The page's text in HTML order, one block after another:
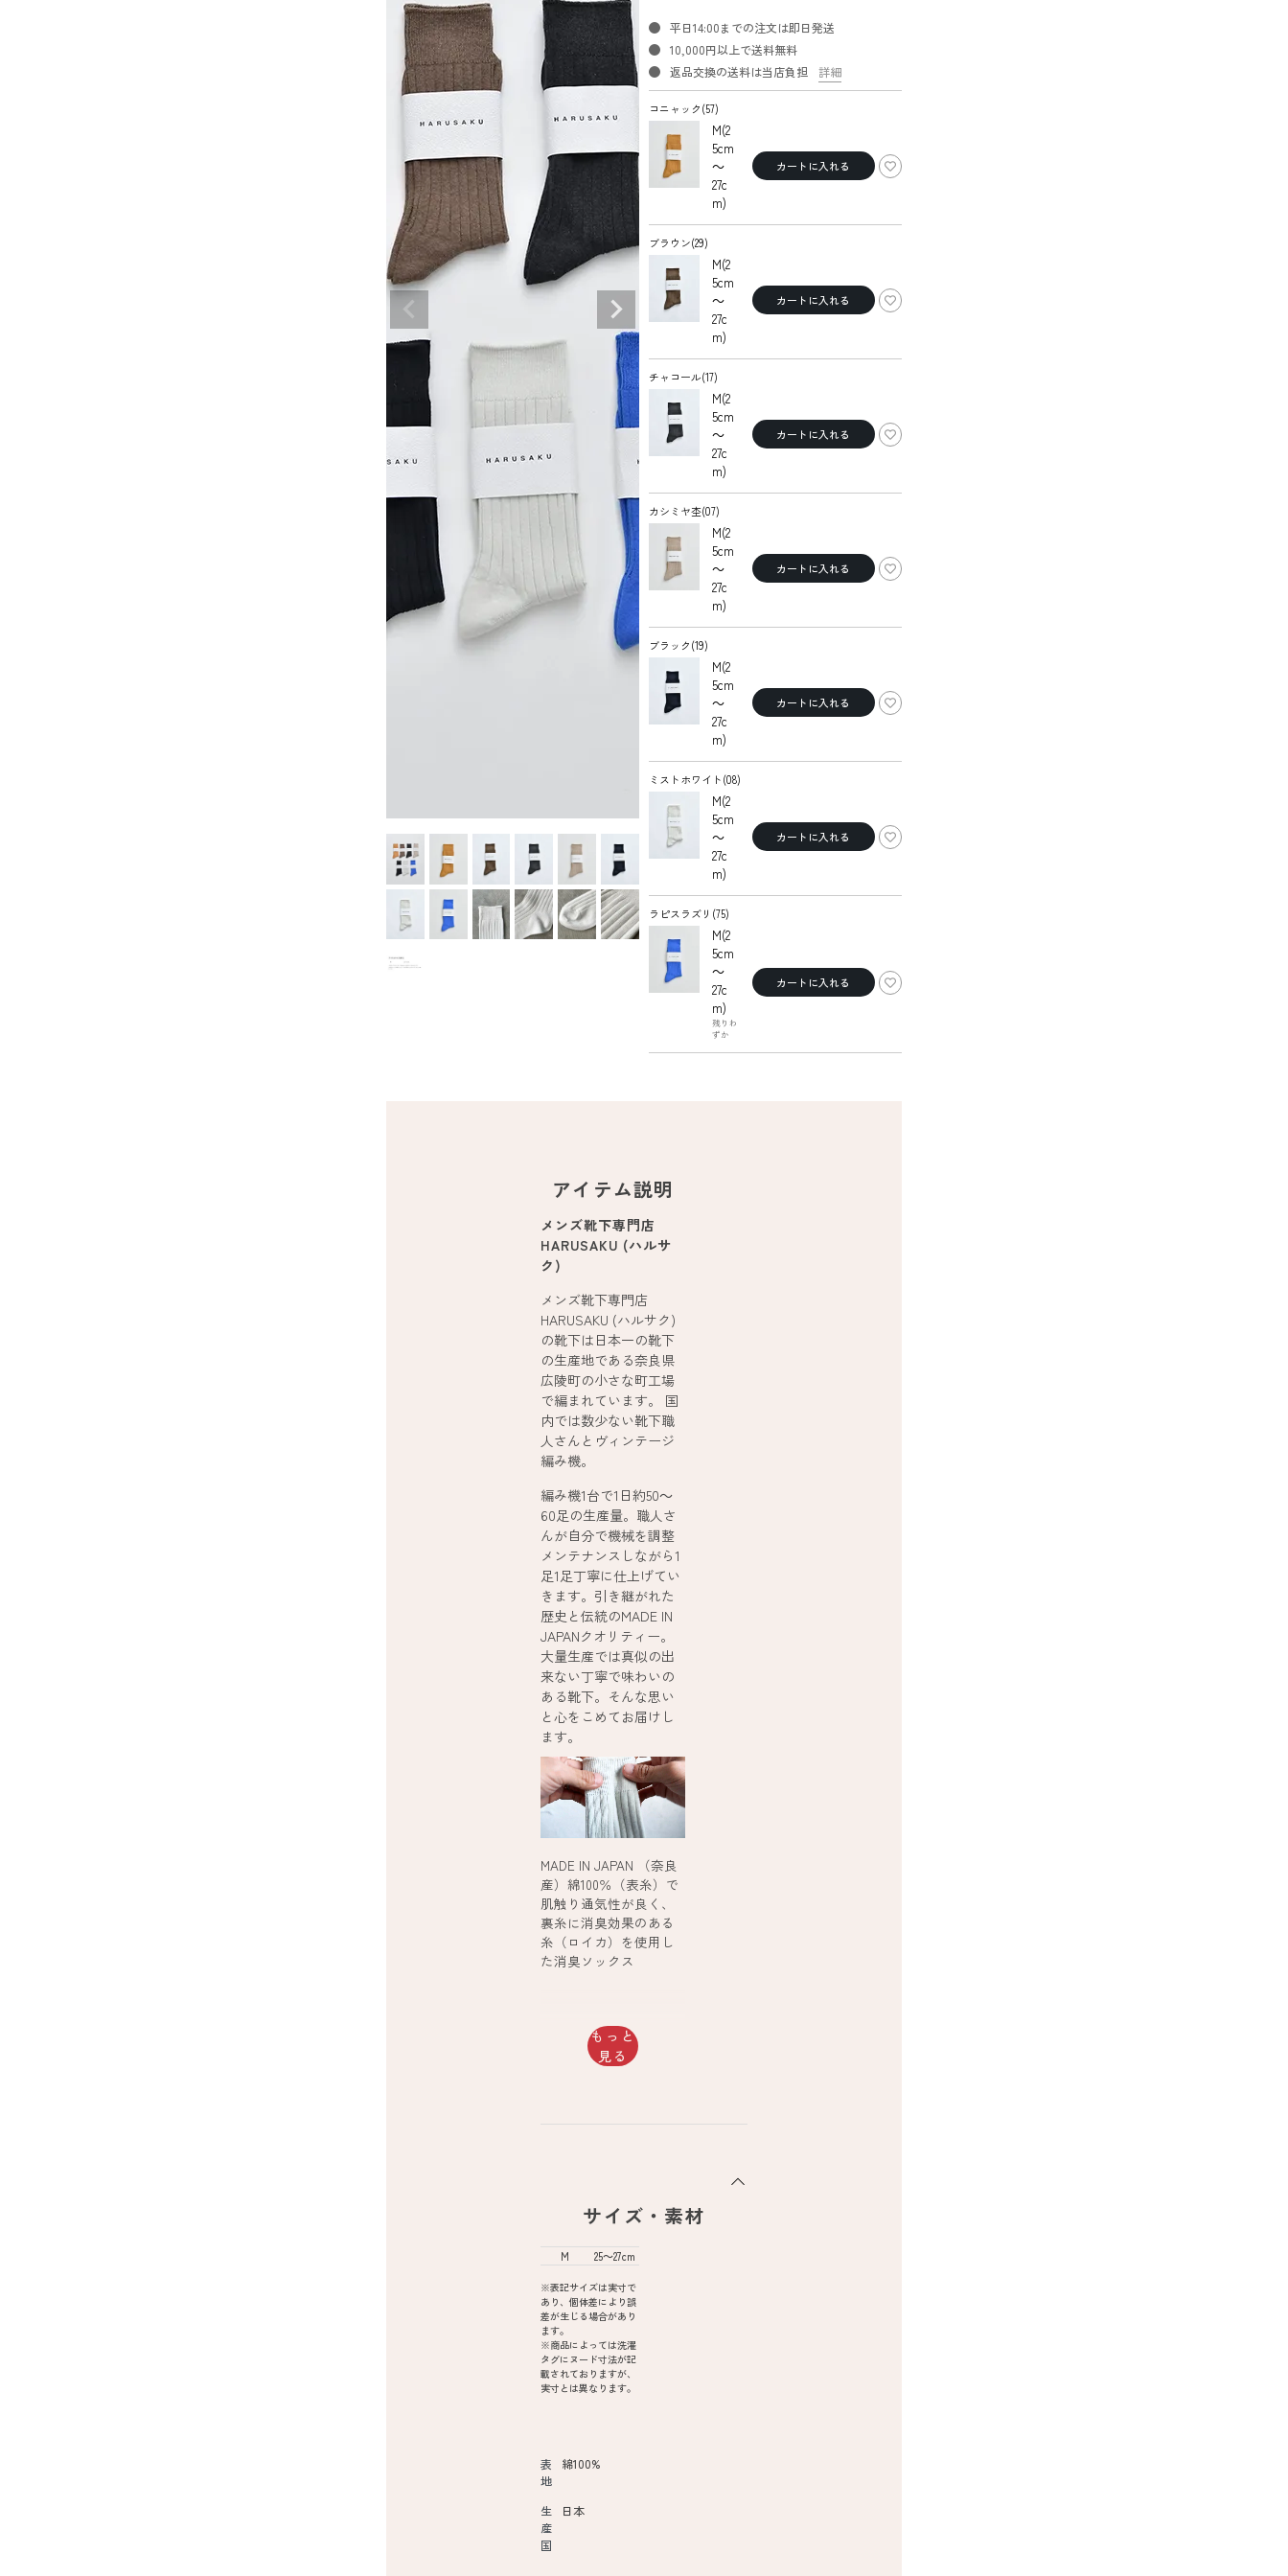
平日14:00までの注文は即日発送
10,000円以上で送料無料
返品交換の送料は当店負担
詳細
コニャック(57)
M(2
5cm
～
27c
m)
カートに入れる
ブラウン(29)
M(2
5cm
～
27c
m)
カートに入れる
チャコール(17)
M(2
5cm
～
27c
m)
カートに入れる
カシミヤ杢(07)
M(2
5cm
～
27c
m)
カートに入れる
ブラック(19)
M(2
5cm
～
27c
m)
カートに入れる
ミストホワイト(08)
M(2
5cm
～
27c
m)
カートに入れる
ラピスラズリ(75)
M(2
5cm
～
27c
m)
残りわ
ずか
カートに入れる
アイテム説明
メンズ靴下専門店
HARUSAKU (ハルサ
ク)
メンズ靴下専門店
HARUSAKU (ハルサク)
の靴下は日本一の靴下
の生産地である奈良県
広陵町の小さな町工場
で編まれています。 国
内では数少ない靴下職
人さんとヴィンテージ
編み機。
編み機1台で1日約50～
60足の生産量。職人さ
んが自分で機械を調整
メンテナンスしながら1
足1足丁寧に仕上げてい
きます。引き継がれた
歴史と伝統のMADE IN
JAPANクオリティー。
大量生産では真似の出
来ない丁寧で味わいの
ある靴下。そんな思い
と心をこめてお届けし
ます。
MADE IN JAPAN （奈良
産）綿100％（表糸）で
肌触り通気性が良く、
裏糸に消臭効果のある
糸（ロイカ）を使用し
た消臭ソックス
もっと
見る
サイズ・素材
M 25～27cm
※表記サイズは実寸で
あり、個体差により誤
差が生じる場合があり
ます。
※商品によっては洗濯
タグにヌード寸法が記
載されておりますが、
実寸とは異なります。
表
地
綿100%
生
産
国
日本